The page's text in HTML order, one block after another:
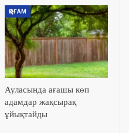
ҚОҒАМ
Ауласында ағашы көп
адамдар жақсырақ
ұйықтайды